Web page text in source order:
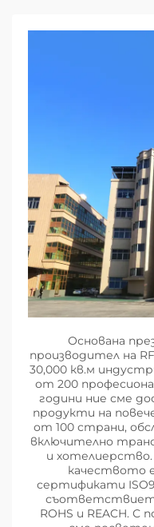
Основана
производител на
30,000 кв.м
от 200
години ние сме
продукти на
от 100 страни,
включително
и
качеството
сертификати
ROHS и REACH.